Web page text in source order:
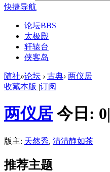
快捷导航
论坛BBS
太极殿
轩辕台
侠客岛
随社»论坛 › 古典› 两仪居
收藏本版 |订阅
两仪居 今日: 0|
版主: 天然秀, 清清静如茶
推荐主题